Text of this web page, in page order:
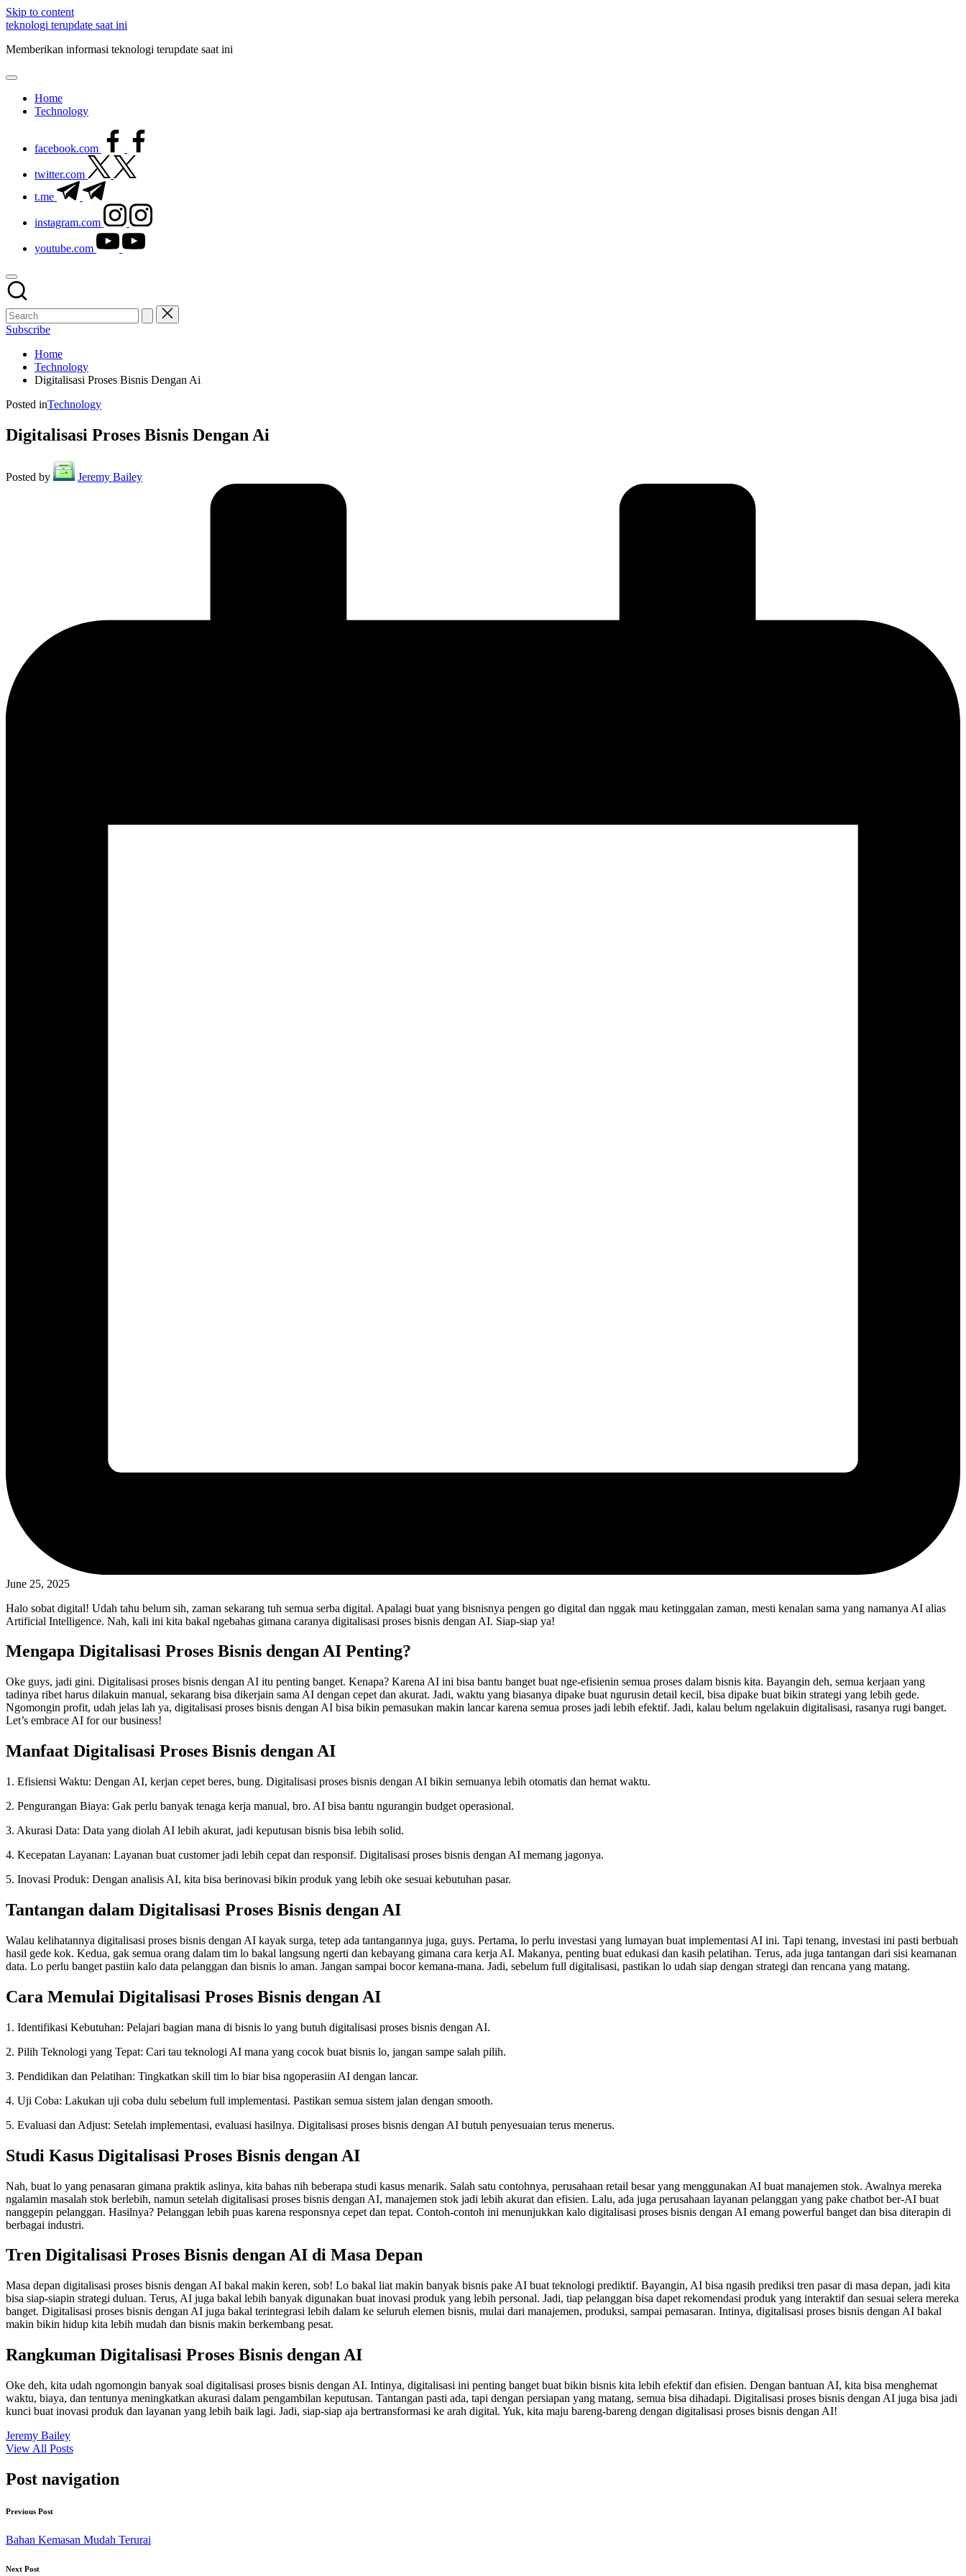
Skip to content
teknologi terupdate saat ini
Memberikan informasi teknologi terupdate saat ini
Home
Technology
facebook.com
twitter.com
t.me
instagram.com
youtube.com
Subscribe
Home
Technology
Digitalisasi Proses Bisnis Dengan Ai
Posted inTechnology
Digitalisasi Proses Bisnis Dengan Ai
Posted by Jeremy Bailey
June 25, 2025
Halo sobat digital! Udah tahu belum sih, zaman sekarang tuh semua serba digital. Apalagi buat yang bisnisnya pengen go digital dan nggak mau ketinggalan zaman, mesti kenalan sama yang namanya AI alias
Artificial Intelligence. Nah, kali ini kita bakal ngebahas gimana caranya digitalisasi proses bisnis dengan AI. Siap-siap ya!
Mengapa Digitalisasi Proses Bisnis dengan AI Penting?
Oke guys, jadi gini. Digitalisasi proses bisnis dengan AI itu penting banget. Kenapa? Karena AI ini bisa bantu banget buat nge-efisienin semua proses dalam bisnis kita. Bayangin deh, semua kerjaan yang
tadinya ribet harus dilakuin manual, sekarang bisa dikerjain sama AI dengan cepet dan akurat. Jadi, waktu yang biasanya dipake buat ngurusin detail kecil, bisa dipake buat bikin strategi yang lebih gede.
Ngomongin profit, udah jelas lah ya, digitalisasi proses bisnis dengan AI bisa bikin pemasukan makin lancar karena semua proses jadi lebih efektif. Jadi, kalau belum ngelakuin digitalisasi, rasanya rugi banget.
Let’s embrace AI for our business!
Manfaat Digitalisasi Proses Bisnis dengan AI
1. Efisiensi Waktu: Dengan AI, kerjan cepet beres, bung. Digitalisasi proses bisnis dengan AI bikin semuanya lebih otomatis dan hemat waktu.
2. Pengurangan Biaya: Gak perlu banyak tenaga kerja manual, bro. AI bisa bantu ngurangin budget operasional.
3. Akurasi Data: Data yang diolah AI lebih akurat, jadi keputusan bisnis bisa lebih solid.
4. Kecepatan Layanan: Layanan buat customer jadi lebih cepat dan responsif. Digitalisasi proses bisnis dengan AI memang jagonya.
5. Inovasi Produk: Dengan analisis AI, kita bisa berinovasi bikin produk yang lebih oke sesuai kebutuhan pasar.
Tantangan dalam Digitalisasi Proses Bisnis dengan AI
Walau kelihatannya digitalisasi proses bisnis dengan AI kayak surga, tetep ada tantangannya juga, guys. Pertama, lo perlu investasi yang lumayan buat implementasi AI ini. Tapi tenang, investasi ini pasti berbuah
hasil gede kok. Kedua, gak semua orang dalam tim lo bakal langsung ngerti dan kebayang gimana cara kerja AI. Makanya, penting buat edukasi dan kasih pelatihan. Terus, ada juga tantangan dari sisi keamanan
data. Lo perlu banget pastiin kalo data pelanggan dan bisnis lo aman. Jangan sampai bocor kemana-mana. Jadi, sebelum full digitalisasi, pastikan lo udah siap dengan strategi dan rencana yang matang.
Cara Memulai Digitalisasi Proses Bisnis dengan AI
1. Identifikasi Kebutuhan: Pelajari bagian mana di bisnis lo yang butuh digitalisasi proses bisnis dengan AI.
2. Pilih Teknologi yang Tepat: Cari tau teknologi AI mana yang cocok buat bisnis lo, jangan sampe salah pilih.
3. Pendidikan dan Pelatihan: Tingkatkan skill tim lo biar bisa ngoperasiin AI dengan lancar.
4. Uji Coba: Lakukan uji coba dulu sebelum full implementasi. Pastikan semua sistem jalan dengan smooth.
5. Evaluasi dan Adjust: Setelah implementasi, evaluasi hasilnya. Digitalisasi proses bisnis dengan AI butuh penyesuaian terus menerus.
Studi Kasus Digitalisasi Proses Bisnis dengan AI
Nah, buat lo yang penasaran gimana praktik aslinya, kita bahas nih beberapa studi kasus menarik. Salah satu contohnya, perusahaan retail besar yang menggunakan AI buat manajemen stok. Awalnya mereka
ngalamin masalah stok berlebih, namun setelah digitalisasi proses bisnis dengan AI, manajemen stok jadi lebih akurat dan efisien. Lalu, ada juga perusahaan layanan pelanggan yang pake chatbot ber-AI buat
nanggepin pelanggan. Hasilnya? Pelanggan lebih puas karena responsnya cepet dan tepat. Contoh-contoh ini menunjukkan kalo digitalisasi proses bisnis dengan AI emang powerful banget dan bisa diterapin di
berbagai industri.
Tren Digitalisasi Proses Bisnis dengan AI di Masa Depan
Masa depan digitalisasi proses bisnis dengan AI bakal makin keren, sob! Lo bakal liat makin banyak bisnis pake AI buat teknologi prediktif. Bayangin, AI bisa ngasih prediksi tren pasar di masa depan, jadi kita
bisa siap-siapin strategi duluan. Terus, AI juga bakal lebih banyak digunakan buat inovasi produk yang lebih personal. Jadi, tiap pelanggan bisa dapet rekomendasi produk yang interaktif dan sesuai selera mereka
banget. Digitalisasi proses bisnis dengan AI juga bakal terintegrasi lebih dalam ke seluruh elemen bisnis, mulai dari manajemen, produksi, sampai pemasaran. Intinya, digitalisasi proses bisnis dengan AI bakal
makin bikin hidup kita lebih mudah dan bisnis makin berkembang pesat.
Rangkuman Digitalisasi Proses Bisnis dengan AI
Oke deh, kita udah ngomongin banyak soal digitalisasi proses bisnis dengan AI. Intinya, digitalisasi ini penting banget buat bikin bisnis kita lebih efektif dan efisien. Dengan bantuan AI, kita bisa menghemat
waktu, biaya, dan tentunya meningkatkan akurasi dalam pengambilan keputusan. Tantangan pasti ada, tapi dengan persiapan yang matang, semua bisa dihadapi. Digitalisasi proses bisnis dengan AI juga bisa jadi
kunci buat inovasi produk dan layanan yang lebih baik lagi. Jadi, siap-siap aja bertransformasi ke arah digital. Yuk, kita maju bareng-bareng dengan digitalisasi proses bisnis dengan AI!
Jeremy Bailey
View All Posts
Post navigation
Previous Post
Bahan Kemasan Mudah Terurai
Next Post